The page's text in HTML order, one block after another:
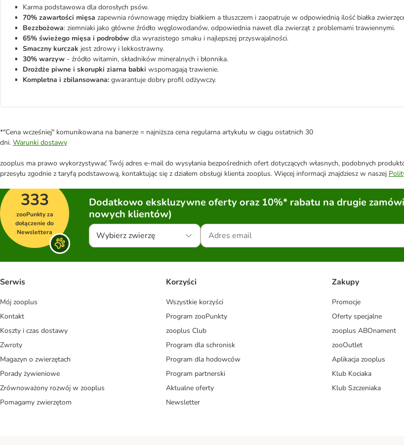
Karma podstawowa dla dorosłych psów.
70% zawartości mięsa zapewnia równowagę między białkiem a tłuszczem i zaopatruje w odpowiednią ilość białka
Bezzbożowa: ziemniaki jako główne źródło węglowodanów, odpowiednia nawet dla zwierząt z problemami trawiennymi.
65% świeżego mięsa i podrobów dla wyrazistego smaku i najlepszej przyswajalności.
Smaczny kurczak jest zdrowy i lekkostrawny.
30% warzyw - źródło witamin, składników mineralnych i błonnika.
Drożdże piwne i skorupki ziarna babki wspomagają trawienie.
Kompletna i zbilansowana: gwarantuje dobry profil odżywczy.
*"Cena wcześniej" komunikowana na banerze = najniższa cena regularna artykułu w ciągu ostatnich 30
dni. Warunki dostawy
zooplus ma prawo wykorzystywać Twój adres e-mail do wysyłania bezpośrednich ofert dotyczących własnych, podobnych
przesyłu zgodnie z taryfą podstawową, kontaktując się z działem obsługi klienta zooplus. Więcej informacji znajdziesz w naszej
333
zooPunkty za
dołączenie do
Newslettera
Dodatkowo ekskluzywne oferty oraz 10%* rabatu na drugie
nowych klientów)
Wybierz zwierzę
Serwis
Mój zooplus
Kontakt
Koszty i czas dostawy
Zwroty
Magazyn o zwierzętach
Porady żywieniowe
Zrównoważony rozwój w zooplus
Pomagamy zwierzętom
Korzyści
Wszystkie korzyści
Program zooPunkty
zooplus Club
Program dla schronisk
Program dla hodowców
Program partnerski
Aktualne oferty
Newsletter
Zakupy
Promocje
Oferty specjalne
zooplus ABOnament
zooOutlet
Aplikacja zooplus
Klub Kociaka
Klub Szczeniaka